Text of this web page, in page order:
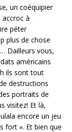
un coéquipier
accroc à
péter
plus de chose
Dailleurs vous,
américains
ils sont tout
destructions
portraits de
visitez! Et là,
encore un jeu
fort ». Et bien que